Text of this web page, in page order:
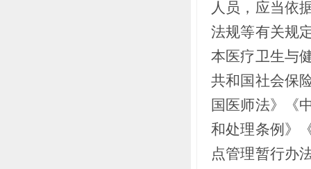
人员，应当依
法规等有关规
本医疗卫生与
共和国社会保
国医师法》《
和处理条例》
点管理暂行办